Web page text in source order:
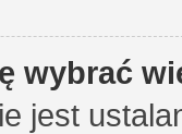
wybrać
jest